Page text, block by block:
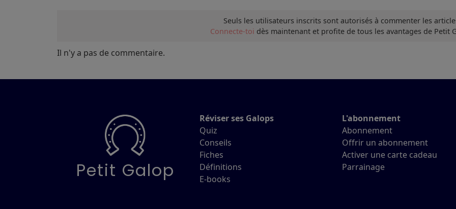
Seuls les utilisateurs inscrits sont autorisés à commenter les
Connecte-toi dès maintenant et profite de tous les avantages de Petit
Il n'y a pas de commentaire.
Petit Galop
Réviser ses Galops
Quiz
Conseils
Fiches
Définitions
E-books
L'abonnement
Abonnement
Offrir un abonnement
Activer une carte cadeau
Parrainage